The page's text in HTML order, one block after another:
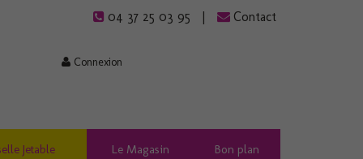
04 37 25 03 95 Contact
Connexion
Jetable Le Magasin Bon plan